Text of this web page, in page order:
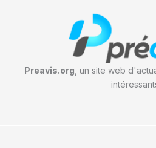
Preavis.org , un site web